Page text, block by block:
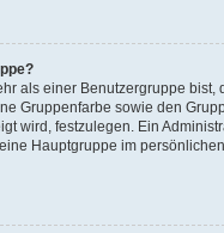
als einer Benutzergruppe bist,
Gruppenfarbe sowie den
wird, festzulegen. Ein
Hauptgruppe im